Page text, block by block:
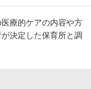
療的ケアの内容や方
決定した保育所と調